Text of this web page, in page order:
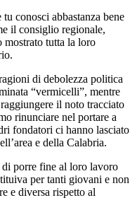
conosci abbastanza bene
il consiglio regionale,
mostrato tutta la loro
di debolezza politica
“vermicelli”, mentre
il noto tracciato
rinunciare nel portare a
fondatori ci hanno lasciato
e della Calabria.
porre fine al loro lavoro
per tanti giovani e non
e diversa rispetto al